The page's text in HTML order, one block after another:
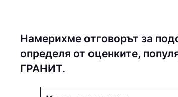
Намерихме отговорът за
определя от оценките,
ГРАНИТ.